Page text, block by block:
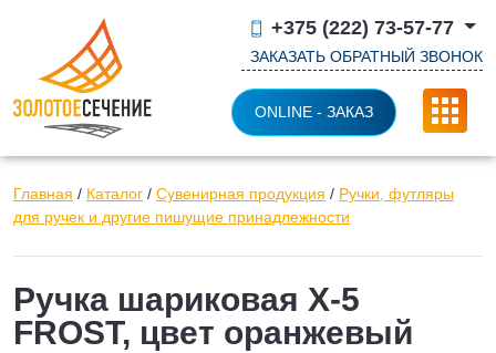
+375 (222) 73-57-77
ЗАКАЗАТЬ ОБРАТНЫЙ ЗВОНОК
ONLINE - ЗАКАЗ
Главная / Каталог / Сувенирная продукция / Ручки, футляры
для ручек и другие пишущие принадлежности
Ручка шариковая X-5
FROST, цвет оранжевый